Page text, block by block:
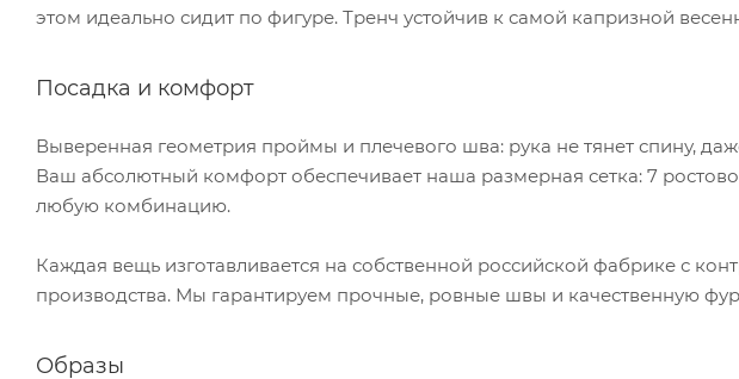
этом идеально сидит по фигуре. Тренч устойчив к самой капризной
Посадка и комфорт
Выверенная геометрия проймы и плечевого шва: рука не тянет спину,
Ваш абсолютный комфорт обеспечивает наша размерная сетка: 7
любую комбинацию.
Каждая вещь изготавливается на собственной российской фабрике с
производства. Мы гарантируем прочные, ровные швы и качественную
Образы